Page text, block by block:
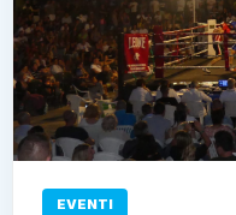
EVENTI